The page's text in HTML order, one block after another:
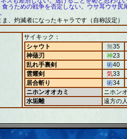
うための戦争を否定しない。ウサ耳ウサ尻
、灼滅者になったキャラです（自称設定）
サイキック：
シャウト
無35
神薙刃
神23
乱れ手裏剣
術40
雲耀剣
気33
居合斬り
術34
ニホンオオカミ
ニホン
水垢離
遠方の